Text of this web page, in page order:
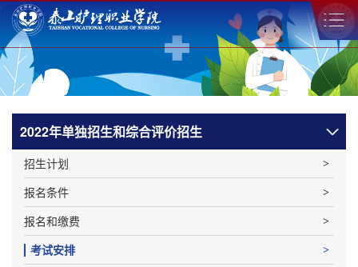
2022年单独招生和综合评价招生
招生计划
报名条件
报名和缴费
考试安排